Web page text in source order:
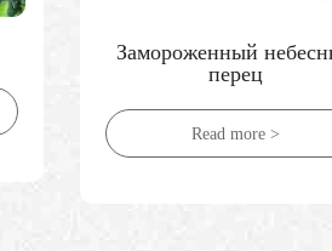
Замороженные
ягоды годжи
Read more >